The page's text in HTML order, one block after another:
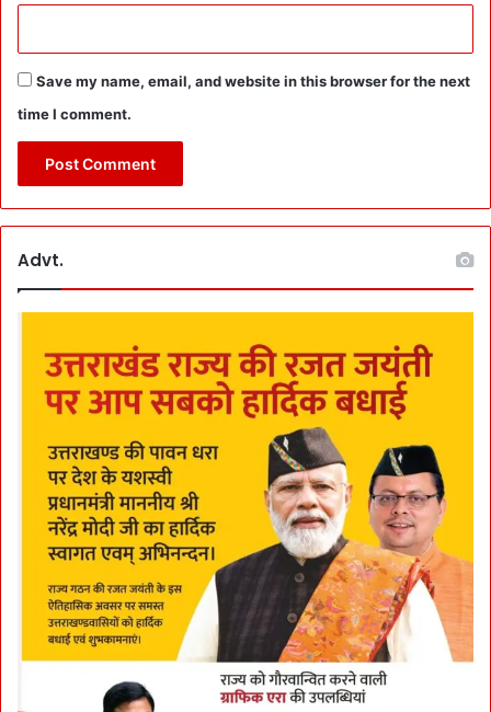
Save my name, email, and website in this browser for the next
time I comment.
Advt.